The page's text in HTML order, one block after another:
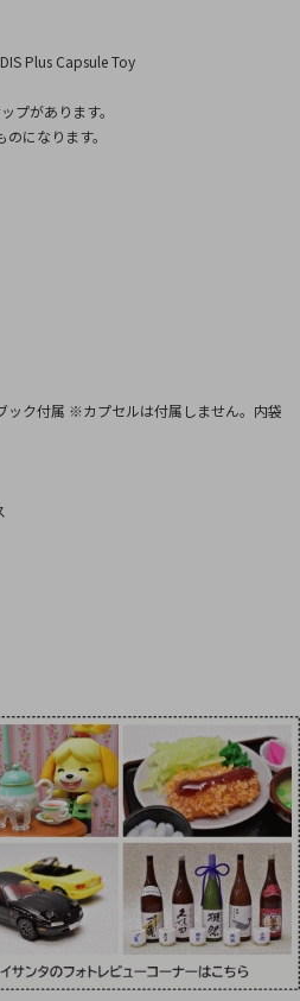
Plus Capsule Toy
プがあります。
になります。
ック付属 ※カプセルは付属しません。内袋